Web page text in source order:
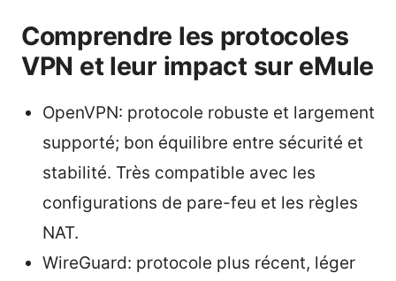
Comprendre les protocoles
VPN et leur impact sur eMule
OpenVPN: protocole robuste et largement
supporté; bon équilibre entre sécurité et
stabilité. Très compatible avec les
configurations de pare-feu et les règles
NAT.
WireGuard: protocole plus récent, léger